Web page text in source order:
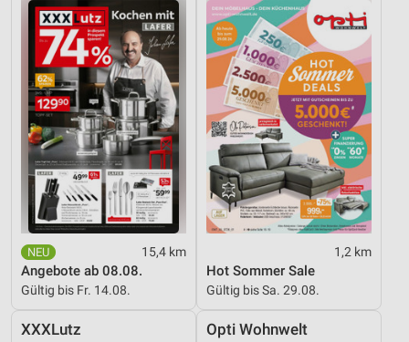
15,4 km
Angebote ab 08.08.
Gültig bis Fr. 14.08.
1,2 km
Hot Sommer Sale
Gültig bis Sa. 29.08.
XXXLutz Opti Wohnwelt
IAB-Besonderheiten:
Verwendung genauer Standortdaten
Geräte anhand von aktiv angeforderten
Informationen identifizieren
Nicht-IAB-Verarbeitungszwecke:
Notwendig
Performance
Werbung